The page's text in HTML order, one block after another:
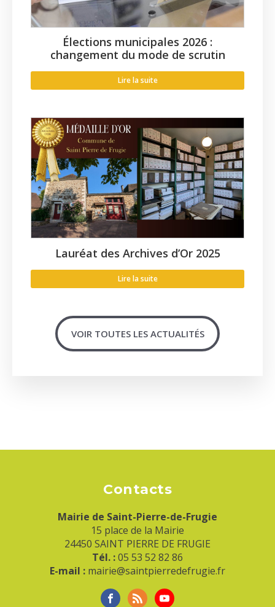
Élections municipales 2026 :
changement du mode de scrutin
Lire la suite
Lauréat des Archives d’Or 2025
Lire la suite
VOIR TOUTES LES ACTUALITÉS
Contacts
Mairie de Saint-Pierre-de-Frugie
15 place de la Mairie
24450 SAINT PIERRE DE FRUGIE
Tél. :05 53 52 82 86
E-mail : mairie@saintpierredefrugie.fr